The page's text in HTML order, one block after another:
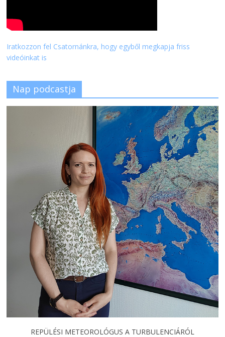
Iratkozzon fel Csatornánkra, hogy egyből megkapja friss
videóinkat is
Nap podcastja
REPÜLÉSI METEOROLÓGUS A TURBULENCIÁRÓL